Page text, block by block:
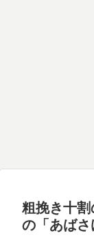
粗挽き十
の「あば